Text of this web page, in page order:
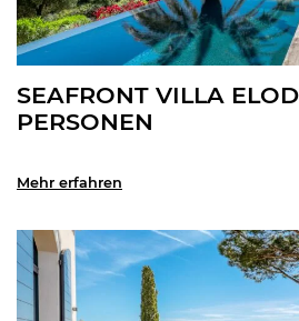
SEAFRONT VILLA
PERSONEN
Mehr erfahren